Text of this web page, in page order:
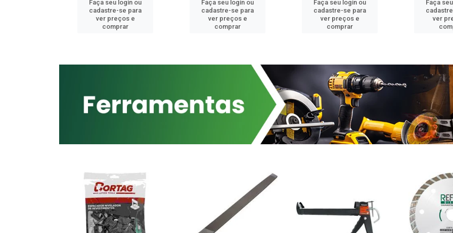
Faça seu login ou
cadastre-se para
ver preços e
comprar
Faça seu login ou
cadastre-se para
ver preços e
comprar
Faça seu login ou
cadastre-se para
ver preços e
comprar
Faça
ver